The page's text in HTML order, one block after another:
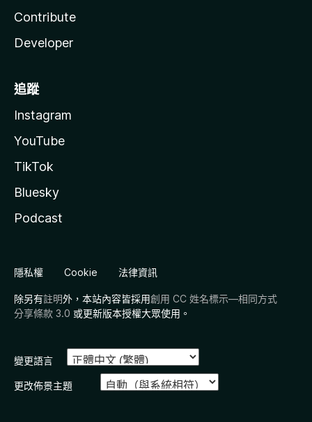
Contribute
Developer
追蹤
Instagram
YouTube
TikTok
Bluesky
Podcast
隱私權 Cookie 法律資訊
除另有註明外，本站內容皆採用創用 CC 姓名標示—相同方式
分享條款 3.0 或更新版本授權大眾使用。
變更語言
更改佈景主題